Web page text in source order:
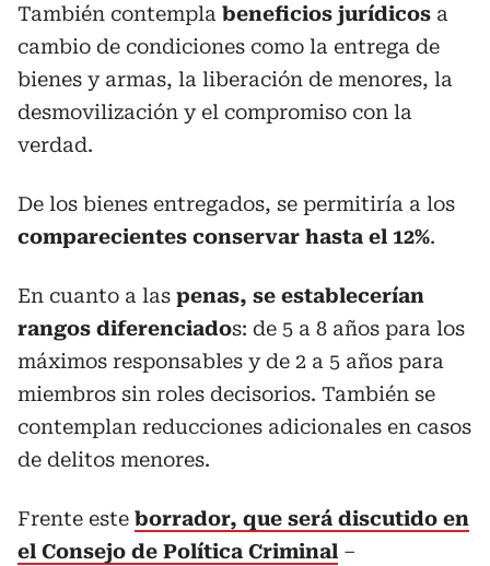
También contempla beneficios jurídicos a
cambio de condiciones como la entrega de
bienes y armas, la liberación de menores, la
desmovilización y el compromiso con la
verdad.
De los bienes entregados, se permitiría a los
comparecientes conservar hasta el 12%.
En cuanto a las penas, se establecerían
rangos diferenciados: de 5 a 8 años para los
máximos responsables y de 2 a 5 años para
miembros sin roles decisorios. También se
contemplan reducciones adicionales en casos
de delitos menores.
Frente este borrador, que será discutido en
el Consejo de Política Criminal –